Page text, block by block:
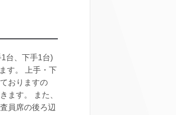
台、下手1台)
す。 上手・下
おりますの
ます。 また、
員席の後ろ辺